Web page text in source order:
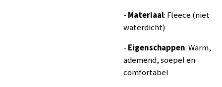
- Materiaal: Fleece (niet
waterdicht)
- Eigenschappen: Warm,
ademend, soepel en
comfortabel